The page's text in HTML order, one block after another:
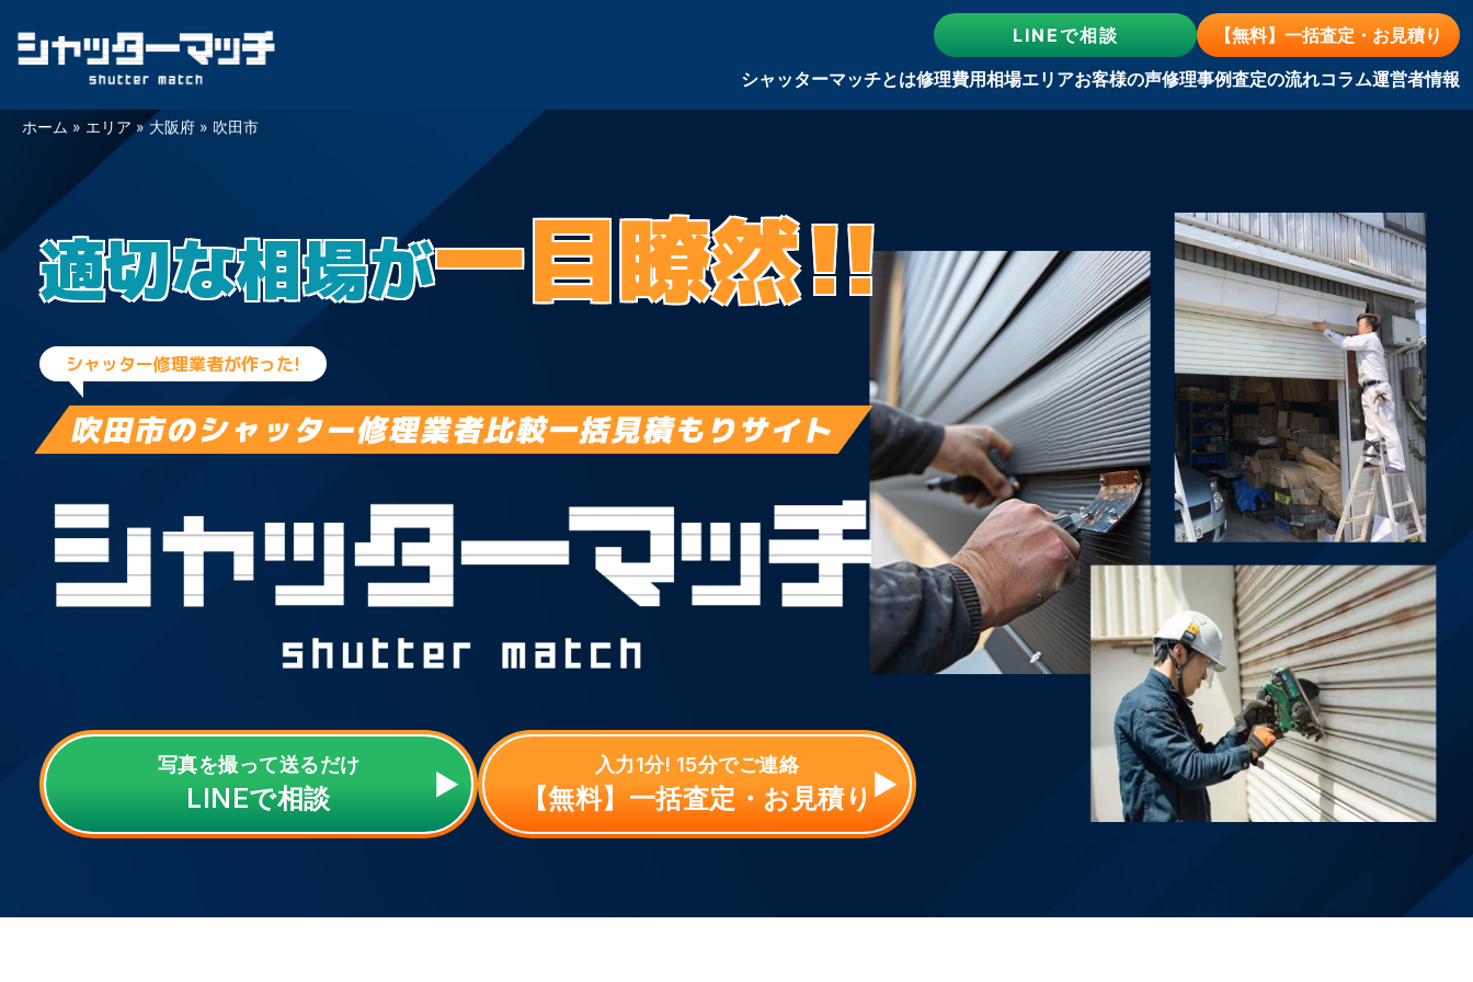
Skip
LINEで相談
【無料】一括査定・お見積り
シャッターマッチとは修理費用相場エリアお客様の声修理事例査定の流れコラム運営者情報
ホーム » エリア »大阪府 » 吹田市
適切な相場が一目瞭然!!
シャッター修理業者が作った!
吹田市のシャッター修理業者比較一括見積もりサイト
写真を撮って送るだけ
LINEで相談
入力1分! 15分でご連絡
【無料】一括査定・お見積り